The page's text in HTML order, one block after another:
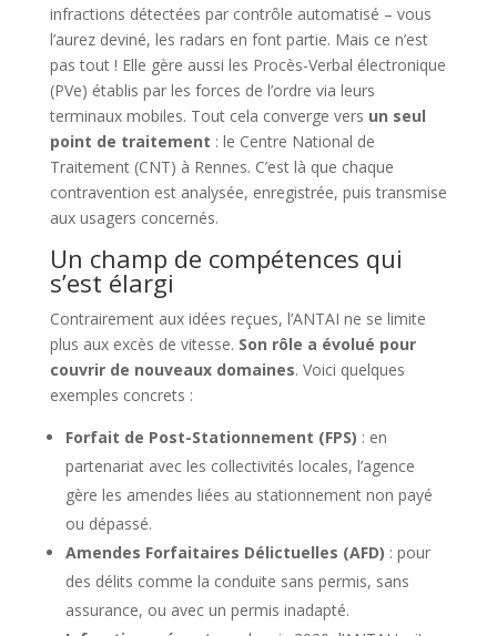
infractions détectées par contrôle automatisé – vous
l’aurez deviné, les radars en font partie. Mais ce n’est
pas tout ! Elle gère aussi les Procès-Verbal électronique
(PVe) établis par les forces de l’ordre via leurs
terminaux mobiles. Tout cela converge vers un seul
point de traitement : le Centre National de
Traitement (CNT) à Rennes. C’est là que chaque
contravention est analysée, enregistrée, puis transmise
aux usagers concernés.
Un champ de compétences qui
s’est élargi
Contrairement aux idées reçues, l’ANTAI ne se limite
plus aux excès de vitesse. Son rôle a évolué pour
couvrir de nouveaux domaines. Voici quelques
exemples concrets :
Forfait de Post-Stationnement (FPS) : en
partenariat avec les collectivités locales, l’agence
gère les amendes liées au stationnement non payé
ou dépassé.
Amendes Forfaitaires Délictuelles (AFD) : pour
des délits comme la conduite sans permis, sans
assurance, ou avec un permis inadapté.